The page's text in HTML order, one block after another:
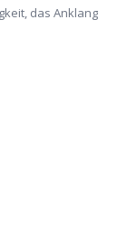
das Anklang